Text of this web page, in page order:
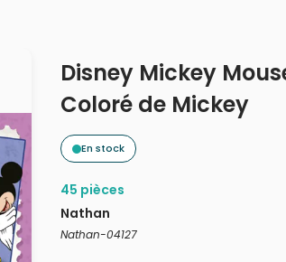
Disney Mickey
Coloré de Mickey
En stock
45 pièces
Nathan
Nathan-04127